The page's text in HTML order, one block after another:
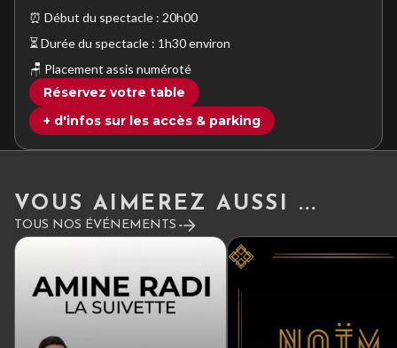
⏰ Début du spectacle : 20h00
⏳ Durée du spectacle : 1h30 environ
🪑 Placement assis numéroté
Réservez votre table
+ d'infos sur les accès & parking
VOUS AIMEREZ AUSSI ...
TOUS NOS ÉVÉNEMENTS